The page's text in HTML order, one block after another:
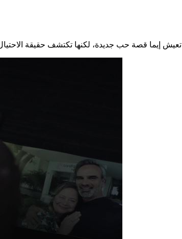
تعيش إيما قصة حب جديدة، لكنها تكتشف حقيقة